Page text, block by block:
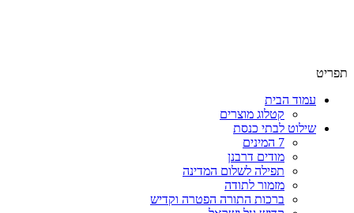
תפריט
עמוד הבית
קטלוג מוצרים
שילוט לבתי כנסת
7 המינים
מודים דרבנן
תפילה לשלום המדינה
מזמור לתודה
ברכות התורה הפטרה וקדיש